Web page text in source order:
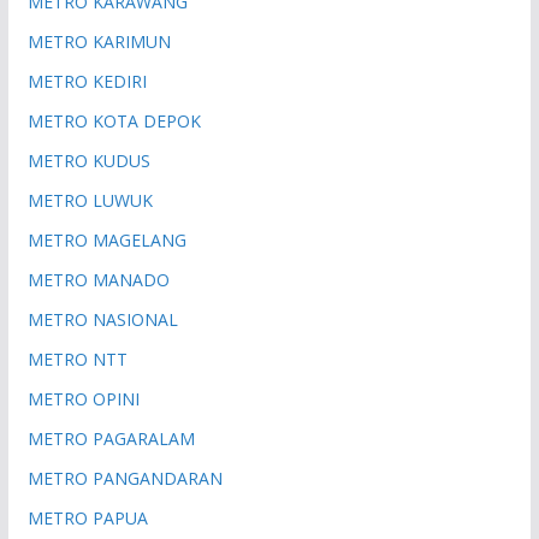
METRO KARIMUN
METRO KEDIRI
METRO KOTA DEPOK
METRO KUDUS
METRO LUWUK
METRO MAGELANG
METRO MANADO
METRO NASIONAL
METRO NTT
METRO OPINI
METRO PAGARALAM
METRO PANGANDARAN
METRO PAPUA